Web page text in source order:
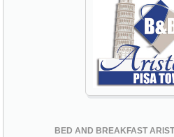
BED AND BREAKFAST